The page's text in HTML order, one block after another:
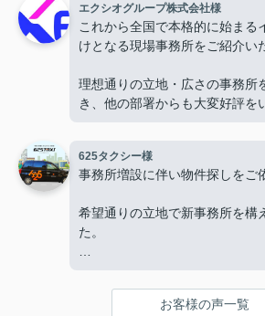
心より感謝申し上げます。
今後ともよろしくお願いします
エクシオグループ株式会社様
これから全国で本格的に始まる
けとなる現場事務所をご紹介い
理想通りの立地・広さの事務所
き、他の部署からも大変好評を
今後とも物件探しの際はよろし
625タクシー様
事務所増設に伴い物件探しをご
希望通りの立地で新事務所を構
た。
お客様の声一覧